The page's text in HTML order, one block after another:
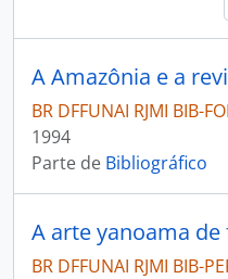
BR DFFUNAI RJMI BIB-
1994
Parte de Bibliográfico
BR DFFUNAI RJMI BIB-